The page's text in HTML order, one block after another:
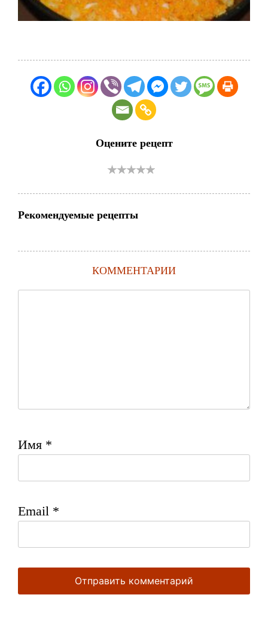
Оцените рецепт
Рекомендуемые рецепты
КОММЕНТАРИИ
Имя *
Email *